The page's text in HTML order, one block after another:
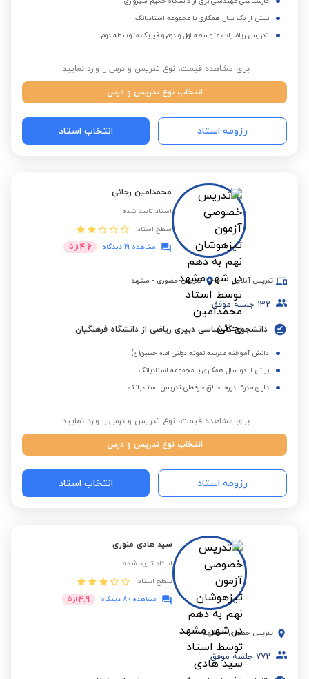
بیش از یک سال همکاری با مجموعه استادبانک
تدریس ریاضیات متوسطه اول و دوم و فیزیک متوسطه دوم
برای مشاهده قیمت، نوع تدریس و درس را وارد نمایید:
انتخاب نوع تدریس و درس
رزومه استاد انتخاب استاد
محمدامین رجائی
استاد تایید شده
سطح استاد:
مشاهده 19 دیدگاه
4.6 از 5
تدریس آنلاین تدریس حضوری - مشهد
132 جلسه موفق
دانشجوی کارشناسی دبیری ریاضی از دانشگاه فرهنگیان
دانش آموخته مدرسه نمونه دولتی امام حسین(ع)
بیش از دو سال همکاری با مجموعه استادبانک
دارای مدرک دوره اخلاق حرفه‌ای تدریس استادبانک
برای مشاهده قیمت، نوع تدریس و درس را وارد نمایید:
انتخاب نوع تدریس و درس
رزومه استاد انتخاب استاد
سید هادی منوری
استاد تایید شده
سطح استاد:
مشاهده 80 دیدگاه
4.9 از 5
تدریس حضوری - مشهد
772 جلسه موفق